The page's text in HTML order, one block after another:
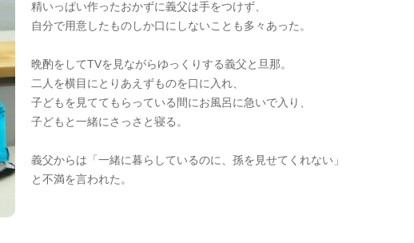
精いっぱい作ったおかずに義父は手をつけず、
自分で用意したものしか口にしないことも多々あった。
晩酌をしてTVを見ながらゆっくりする義父と旦那。
二人を横目にとりあえずものを口に入れ、
子どもを見ててもらっている間にお風呂に急いで入り、
子どもと一緒にさっさと寝る。
義父からは「一緒に暮らしているのに、孫を見せてくれない」
と不満を言われた。